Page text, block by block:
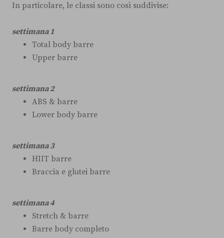
In particolare, le classi sono così suddivise:
settimana 1
Total body barre
Upper barre
settimana 2
ABS & barre
Lower body barre
settimana 3
HIIT barre
Braccia e glutei barre
settimana 4
Stretch & barre
Barre body completo